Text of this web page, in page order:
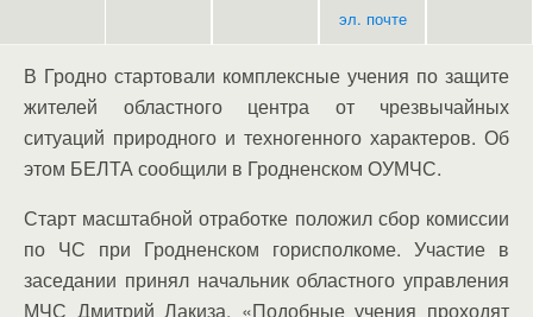
эл. почте
В Гродно стартовали комплексные учения по защите
жителей областного центра от чрезвычайных
ситуаций природного и техногенного характеров. Об
этом БЕЛТА сообщили в Гродненском ОУМЧС.
Старт масштабной отработке положил сбор комиссии
по ЧС при Гродненском горисполкоме. Участие в
заседании принял начальник областного управления
МЧС Дмитрий Лакиза. «Подобные учения проходят